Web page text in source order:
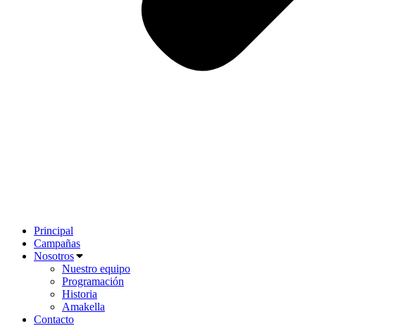
Principal
Campañas
Nosotros
Nuestro equipo
Programación
Historia
Amakella
Contacto